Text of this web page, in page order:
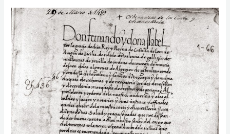
Paz
entre
Castilla
y
Portugal.